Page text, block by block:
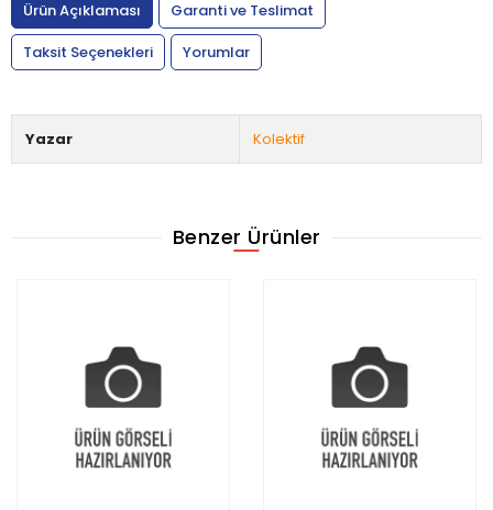
Ürün Açıklaması
Garanti ve Teslimat
Taksit Seçenekleri
Yorumlar
Yazar Kolektif
Benzer Ürünler